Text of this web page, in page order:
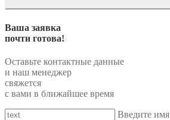
Ваша заявка
почти готова!
Оставьте контактные данные
и наш менеджер
свяжется
с вами в ближайшее время
Введите имя